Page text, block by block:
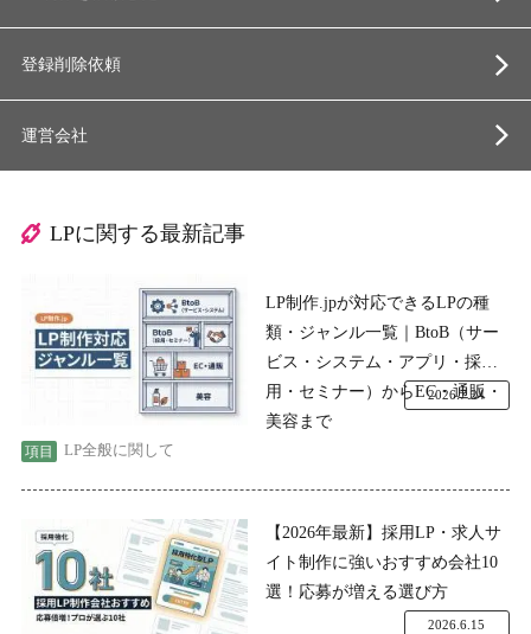
登録削除依頼
運営会社
LPに関する最新記事
LP制作.jpが対応できるLPの種
類・ジャンル一覧｜BtoB（サー
ビス・システム・アプリ・採
用・セミナー）からEC・通販・
美容まで
LP全般に関して
2026.7.24
【2026年最新】採用LP・求人サ
イト制作に強いおすすめ会社10
選！応募が増える選び方
2026.6.15